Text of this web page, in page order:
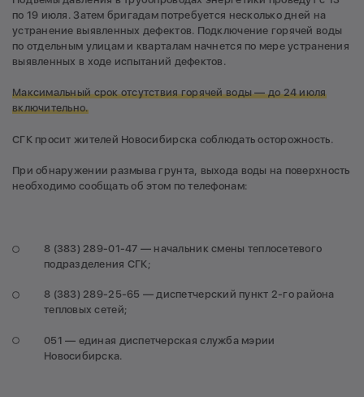
Новогодняя, Немировича-Данченко (от площади
Лыщинского до улицы Ватутина), 1-я и 2-я Чулымская,
проспект Карла Маркса, Горский жилмассив, а также
жилые комплексы «Ясный Берег», «Венеция»,
по 19 июля. Затем бригадам потребуется несколько дней на
устранение выявленных дефектов. Подключение горячей воды
по отдельным улицам и кварталам начнется по мере устранения
выявленных в ходе испытаний дефектов.
Максимальный срок отсутствия горячей воды — до 24 июля
включительно.
СГК просит жителей Новосибирска соблюдать осторожность.
При обнаружении размыва грунта, выхода воды на поверхность
необходимо сообщать об этом по телефонам:
8 (383) 289-01-47 — начальник смены теплосетевого
подразделения СГК;
8 (383) 289-25-65 — диспетчерский пункт 2-го района
тепловых сетей;
051 — единая диспетчерская служба мэрии
Новосибирска.